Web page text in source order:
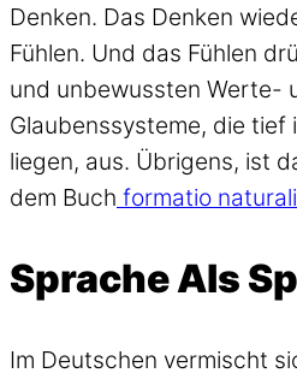
Denken. Das Denken
Fühlen. Und das Fühlen
und unbewussten Werte-
Glaubenssysteme, die tief
liegen, aus. Übrigens, ist
dem Buch formatio
Sprache Als
Im Deutschen vermischt